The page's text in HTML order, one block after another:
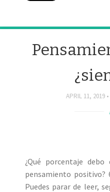
APRIL 11, 2019
¿Qué porcentaje
pensamiento positivo?
Puedes parar de leer,